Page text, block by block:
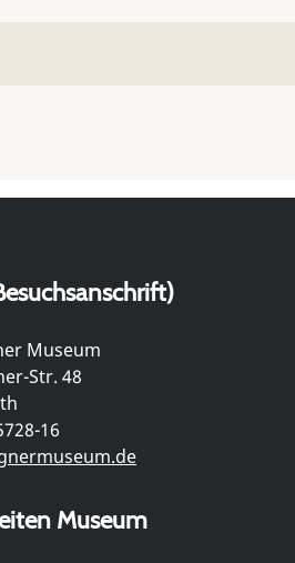
Museum
Str. 48
16
Museum